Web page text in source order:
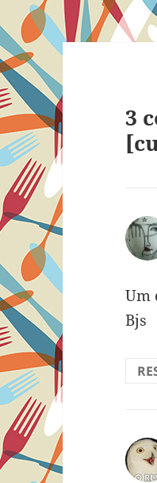
3
Um
Bjs